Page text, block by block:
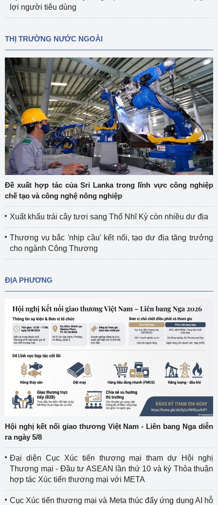
lợi người tiêu dùng
THỊ TRƯỜNG NƯỚC NGOÀI
Đề xuất hợp tác của Sri Lanka trong lĩnh vực công nghiệp
chế tạo và công nghệ nông nghiệp
Xuất khẩu trái cây tươi sang Thổ Nhĩ Kỳ còn nhiều dư địa
Thương vụ bắc 'nhịp cầu' kết nối, tạo dư địa tăng trưởng
cho ngành Công Thương
ĐỊA PHƯƠNG
Hội nghị kết nối giao thương Việt Nam - Liên bang Nga diễn
ra ngày 5/8
Đại diện Cục Xúc tiến thương mại tham dự Hội nghị
Thương mại - Đầu tư ASEAN lần thứ 10 và ký Thỏa thuận
hợp tác Xúc tiến thương mại với META
Cục Xúc tiến thương mại và Meta thúc đẩy ứng dụng AI hỗ